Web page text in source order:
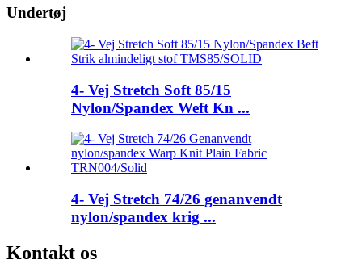
Undertøj
4- Vej Stretch Soft 85/15
Nylon/Spandex Weft Kn ...
4- Vej Stretch 74/26 genanvendt
nylon/spandex krig ...
Kontakt os